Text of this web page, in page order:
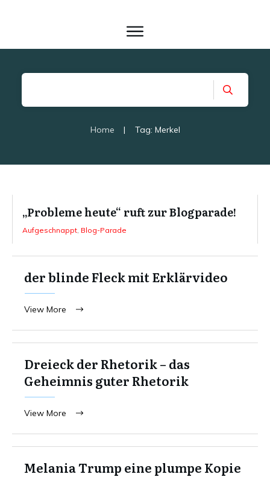
Home | Tag: Merkel
„Probleme heute“ ruft zur Blogparade!
Aufgeschnappt Blog-Parade
der blinde Fleck mit Erklärvideo
View More
Dreieck der Rhetorik – das
Geheimnis guter Rhetorik
View More
Melania Trump eine plumpe Kopie